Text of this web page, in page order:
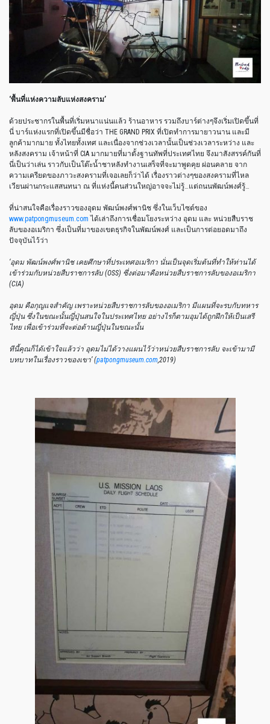
‘พื้นที่แห่งความลับแห่งสงคราม’
ด้วยประชากรในพื้นที่เริ่มหนาแน่นแล้ว ร้านอาหาร รวมถึงบาร์ต่างๆจึงเริ่มเปิดขึ้นที่
นี่ บาร์แห่งแรกที่เปิดขึ้นมีชื่อว่า THE GRAND PRIX ที่เปิดทำการมายาวนาน และมี
ลูกค้ามากมาย ทั้งไทยทั้งเทศ และเนื่องจากช่วงเวลานั้นเป็นช่วงเวลาระหว่าง และ
หลังสงคราม เจ้าหน้าที่ CIA มากมายที่มาตั้งฐานทัพที่ประเทศไทย จึงมาสังสรรค์กันที่
นี่เป็นว่าเล่น ราวกับเป็นโต๊ะน้ำชาหลังทำงานเสร็จที่จะมาพูดคุย ผ่อนคลาย จาก
ความเครียดของภาวะสงครามที่เจอเลยก็ว่าได้ เรื่องราวต่างๆของสงครามที่ไหล
เวียนผ่านกระแสสนทนา ณ ที่แห่งนี้คนส่วนใหญ่อาจจะไม่รู้…แต่ถนนพัฒน์พงศ์รู้…
ที่น่าสนใจคือเรื่องราวของอุดม พัฒน์พงศ์พานิช ซึ่งในเว็บไซต์ของ
www.patpongmuseum.com ได้เล่าถึงการเชื่อมโยงระหว่าง อุดม และ หน่วยสืบราช
ลับของอเมริกา ซึ่งเป็นที่มาของเขตธุรกิจในพัฒน์พงศ์ และเป็นการต่อยอดมาถึง
ปัจจุบันไว้ว่า
‘อุดม พัฒน์พงศ์พานิช เคยศึกษาที่ประเทศอเมริกา นั่นเป็นจุดเริ่มต้นที่ทำให้ท่านได้
เข้าร่วมกับหน่วยสืบราชการลับ(OSS) ซึ่งต่อมาคือหน่วยสืบราชการลับของอเมริกา
(CIA)
อุดม คือกุญแจสำคัญ เพราะหน่วยสืบราชการลับของอเมริกา มีแผนที่จะรบกับทหาร
ญี่ปุ่น ซึ่งในขณะนั้นญี่ปุ่นสนใจในประเทศไทย อย่างไรก็ตามอุมได้ถูกฝึกให้เป็นเสรี
ไทย เพื่อเข้าร่วมที่จะต่อต้านญี่ปุ่นในขณะนั้น
ทีนี้คุณก็ได้เข้าใจแล้วว่า อุดมไม่ได้วางแผนไว้ว่าหน่วยสืบราชการลับ จะเข้ามามี
บทบาทในเรื่องราวของเขา’ (patpongmuseum.com,2019)